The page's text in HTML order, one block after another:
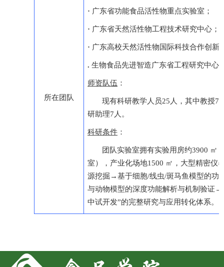
所在团队
· 广东省功能食品活性物重点实验室；
· 广东省天然活性物工程技术研究中心；
· 广东高校天然活性物国际科技合作创新
. 生物食品先进智造广东省工程研究中心
师资队伍 ：
现有科研教学人员25人，其中教授7
研助理7人。
科研条件 ：
团队实验室拥有实验用房约3900 ㎡
室），产业化场地1500 ㎡，大型精密仪
源挖掘→基于细胞/线虫/斑马鱼模型的功
与动物模型的深度功能解析与机制验证
中试开发”的完整研究与应用转化体系。